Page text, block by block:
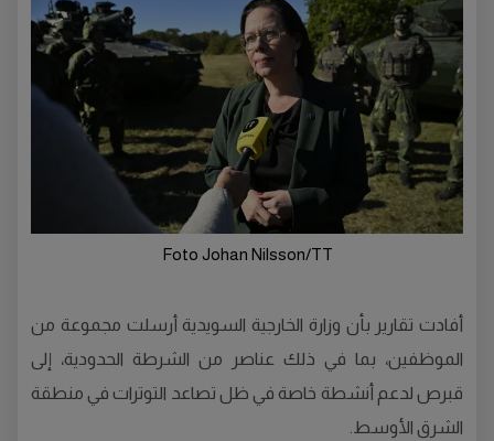
Foto Johan Nilsson/TT
أفادت تقارير بأن وزارة الخارجية السويدية أرسلت مجموعة من
الموظفين، بما في ذلك عناصر من الشرطة الحدودية، إلى
قبرص لدعم أنشطة خاصة في ظل تصاعد التوترات في منطقة
الشرق الأوسط.